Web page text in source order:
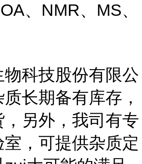
、NMR、MS、
物科技股份有限公
长期备有库存，
另外，我司有专
，可提供杂质定